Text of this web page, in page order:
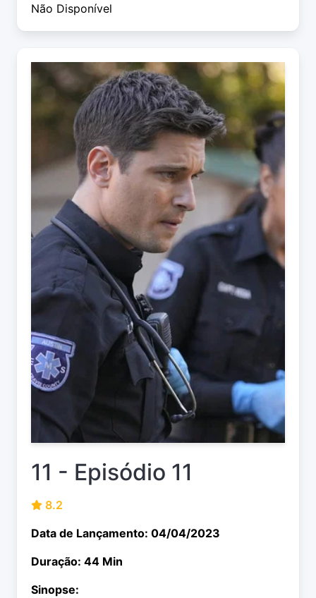
Não Disponível
11 - Episódio 11
8.2
Data de Lançamento: 04/04/2023
Duração: 44 Min
Sinopse: